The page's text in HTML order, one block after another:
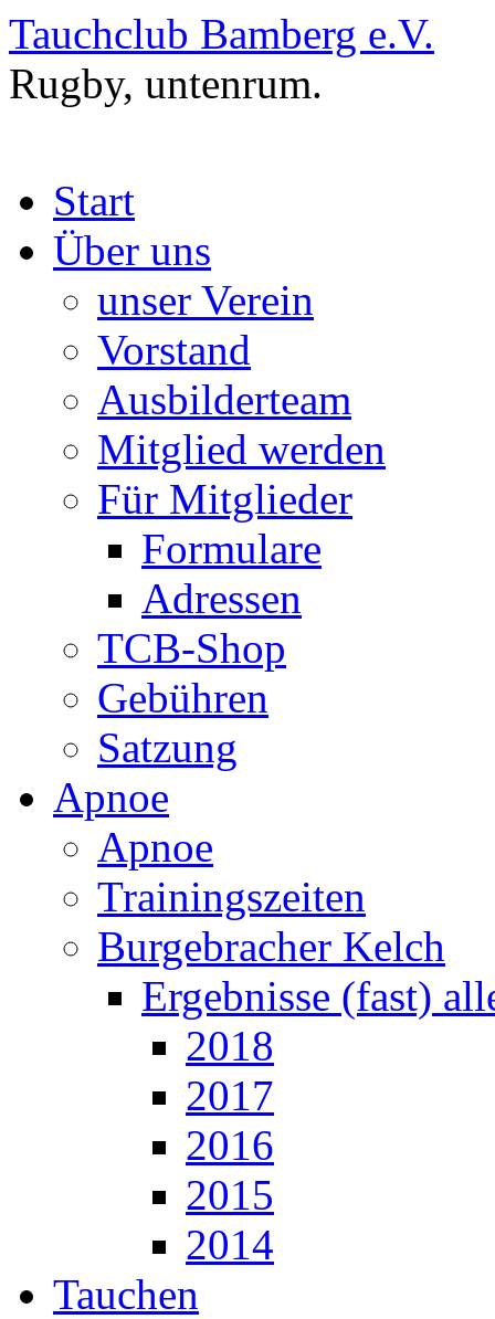
Zum
Inhalt
springen
Tauchclub Bamberg e.V.
Rugby, untenrum.
Start
Über uns
unser Verein
Vorstand
Ausbilderteam
Mitglied werden
Für Mitglieder
Formulare
Adressen
TCB-Shop
Gebühren
Satzung
Apnoe
Apnoe
Trainingszeiten
Burgebracher Kelch
Ergebnisse (fast)
2018
2017
2016
2015
2014
Tauchen